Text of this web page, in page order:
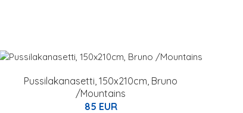
Pussilakanasetti, 150x210cm, Bruno
/Mountains
85 EUR